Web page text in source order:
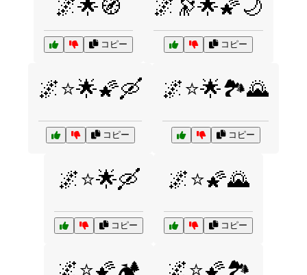
🌌🌟🧭
コピー
🌌🔭🌟🌠🌙
コピー
🌌⭐🌟🌠🛶
コピー
🌌⭐🌟🏞️🌄
コピー
🌌⭐🌟🛶
コピー
🌌⭐🌠🌄
コピー